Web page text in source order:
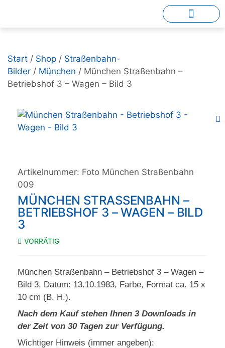
Start / Shop / Straßenbahn-
Bilder / München / München Straßenbahn –
Betriebshof 3 – Wagen – Bild 3
Artikelnummer: Foto München Straßenbahn
009
MÜNCHEN STRASSENBAHN – B
ETRIEBSHOF 3 – WAGEN – BILD 3
VORRÄTIG
München Straßenbahn – Betriebshof 3 – Wagen –
Bild 3, Datum: 13.10.1983, Farbe, Format ca. 15 x
10 cm (B. H.).
Nach dem Kauf stehen Ihnen 3 Downloads in
der Zeit von 30 Tagen zur Verfügung.
Wichtiger Hinweis (immer angeben):